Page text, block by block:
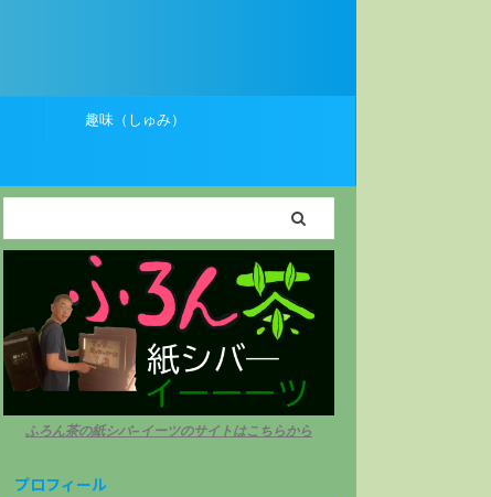
趣味（しゅみ）
ふろん茶の紙シバ−イーツのサイトはこちらから
プロフィール